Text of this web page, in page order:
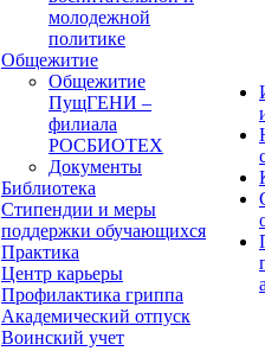
молодежной
политике
Общежитие
Общежитие
ПущГЕНИ –
филиала
РОСБИОТЕХ
Документы
Библиотека
Стипендии и меры
поддержки обучающихся
Практика
Центр карьеры
Профилактика гриппа
Академический отпуск
Воинский учет